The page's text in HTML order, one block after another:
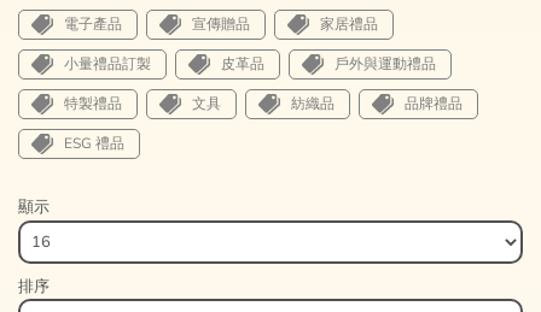
電子產品 宣傳贈品 家居禮品
小量禮品訂製 皮革品 戶外與運動禮品
特製禮品 文具 紡織品 品牌禮品
ESG 禮品
顯示
排序